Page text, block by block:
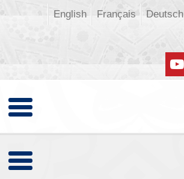
Deutsch
Français
English